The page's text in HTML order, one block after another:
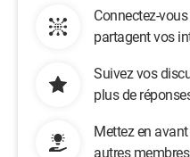
Connectez-
partagent vos
Suivez vos
plus de
Mettez en
autres membres